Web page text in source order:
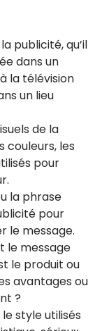
publicité, qu’il
dans un
la télévision
un lieu
de la
couleurs, les
pour
la phrase
pour
le message.
le message
le produit ou
avantages ou
?
style utilisés